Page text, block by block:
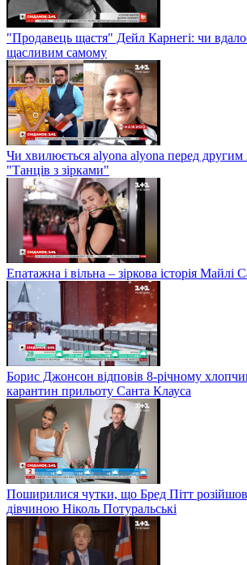
"Продавець щастя" Дейл Карнегі: чи
щасливим самому
Чи хвилюється alyona alyona перед
"Танців з зірками"
Епатажна і вільна – зіркова історія Майлі
Борис Джонсон відповів 8-річному
карантин прильоту Санта Клауса
Поширилися чутки, що Бред Пітт
дівчиною Ніколь Потуральські